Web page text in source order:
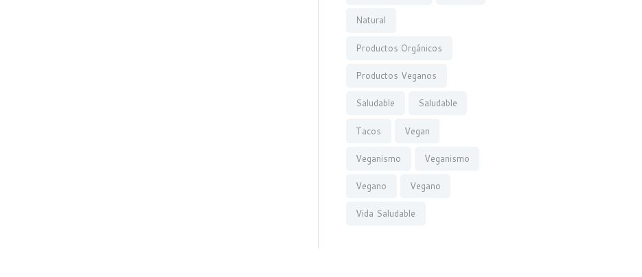
Natural
Productos Orgánicos
Productos Veganos
Saludable Saludable
Tacos Vegan
Veganismo Veganismo
Vegano Vegano
Vida Saludable